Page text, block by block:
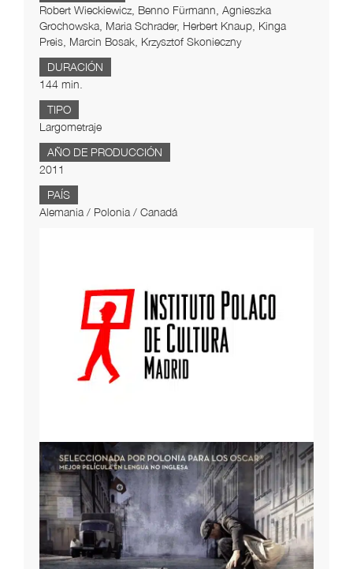
Robert Wieckiewicz, Benno Fürmann, Agnieszka
Grochowska, Maria Schrader, Herbert Knaup, Kinga
Preis, Marcin Bosak, Krzysztof Skonieczny
DURACIÓN
144 min.
TIPO
Largometraje
AÑO DE PRODUCCIÓN
2011
PAÍS
Alemania / Polonia / Canadá